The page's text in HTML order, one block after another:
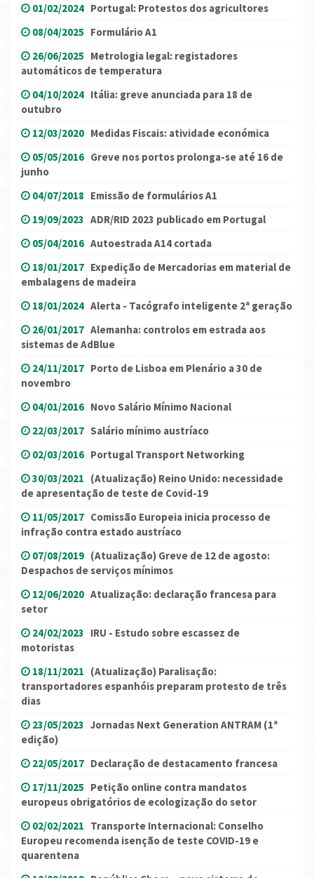
01/02/2024 Portugal: Protestos dos agricultores
08/04/2025 Formulário A1
26/06/2025 Metrologia legal: registadores
automáticos de temperatura
04/10/2024 Itália: greve anunciada para 18 de
outubro
12/03/2020 Medidas Fiscais: atividade económica
05/05/2016 Greve nos portos prolonga-se até 16 de
junho
04/07/2018 Emissão de formulários A1
19/09/2023 ADR/RID 2023 publicado em Portugal
05/04/2016 Autoestrada A14 cortada
18/01/2017 Expedição de Mercadorias em material de
embalagens de madeira
18/01/2024 Alerta - Tacógrafo inteligente 2ª geração
26/01/2017 Alemanha: controlos em estrada aos
sistemas de AdBlue
24/11/2017 Porto de Lisboa em Plenário a 30 de
novembro
04/01/2016 Novo Salário Mínimo Nacional
22/03/2017 Salário mínimo austríaco
02/03/2016 Portugal Transport Networking
30/03/2021 (Atualização) Reino Unido: necessidade
de apresentação de teste de Covid-19
11/05/2017 Comissão Europeia inicia processo de
infração contra estado austríaco
07/08/2019 (Atualização) Greve de 12 de agosto:
Despachos de serviços mínimos
12/06/2020 Atualização: declaração francesa para
setor
24/02/2023 IRU - Estudo sobre escassez de
motoristas
18/11/2021 (Atualização) Paralisação:
transportadores espanhóis preparam protesto de três
dias
23/05/2023 Jornadas Next Generation ANTRAM (1ª
edição)
22/05/2017 Declaração de destacamento francesa
17/11/2025 Petição online contra mandatos
europeus obrigatórios de ecologização do setor
02/02/2021 Transporte Internacional: Conselho
Europeu recomenda isenção de teste COVID-19 e
quarentena